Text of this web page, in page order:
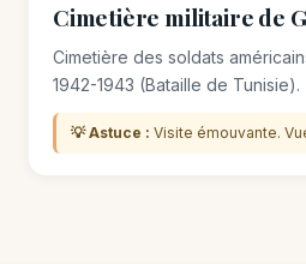
Cimetière militaire de
Cimetière des soldats
1942-1943 (Bataille de Tunisie).
💡 Astuce : Visite émouvante.